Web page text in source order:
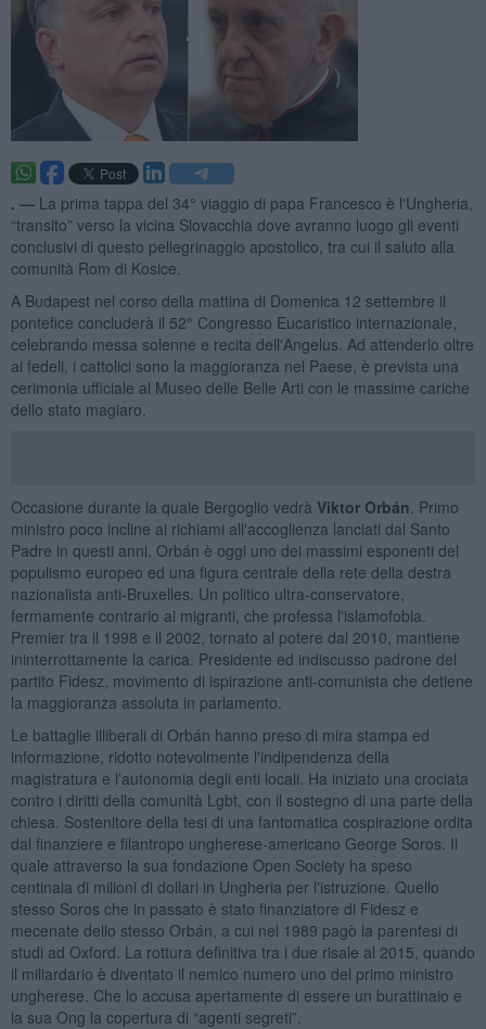
. — La prima tappa del 34° viaggio di papa Francesco è l'Ungheria,
“transito” verso la vicina Slovacchia dove avranno luogo gli eventi
conclusivi di questo pellegrinaggio apostolico, tra cui il saluto alla
comunità Rom di Kosice.
A Budapest nel corso della mattina di Domenica 12 settembre il
pontefice concluderà il 52° Congresso Eucaristico internazionale,
celebrando messa solenne e recita dell'Angelus. Ad attenderlo oltre
ai fedeli, i cattolici sono la maggioranza nel Paese, è prevista una
cerimonia ufficiale al Museo delle Belle Arti con le massime cariche
dello stato magiaro.
Occasione durante la quale Bergoglio vedrà Viktor Orbán . Primo
ministro poco incline ai richiami all'accoglienza lanciati dal Santo
Padre in questi anni. Orbán è oggi uno dei massimi esponenti del
populismo europeo ed una figura centrale della rete della destra
nazionalista anti-Bruxelles. Un politico ultra-conservatore,
fermamente contrario ai migranti, che professa l'islamofobia.
Premier tra il 1998 e il 2002, tornato al potere dal 2010, mantiene
ininterrottamente la carica. Presidente ed indiscusso padrone del
partito Fidesz, movimento di ispirazione anti-comunista che detiene
la maggioranza assoluta in parlamento.
Le battaglie illiberali di Orbán hanno preso di mira stampa ed
informazione, ridotto notevolmente l'indipendenza della
magistratura e l'autonomia degli enti locali. Ha iniziato una crociata
contro i diritti della comunità Lgbt, con il sostegno di una parte della
chiesa. Sostenitore della tesi di una fantomatica cospirazione ordita
dal finanziere e filantropo ungherese-americano George Soros. Il
quale attraverso la sua fondazione Open Society ha speso
centinaia di milioni di dollari in Ungheria per l'istruzione. Quello
stesso Soros che in passato è stato finanziatore di Fidesz e
mecenate dello stesso Orbán, a cui nel 1989 pagò la parentesi di
studi ad Oxford. La rottura definitiva tra i due risale al 2015, quando
il miliardario è diventato il nemico numero uno del primo ministro
ungherese. Che lo accusa apertamente di essere un burattinaio e
la sua Ong la copertura di “agenti segreti”.